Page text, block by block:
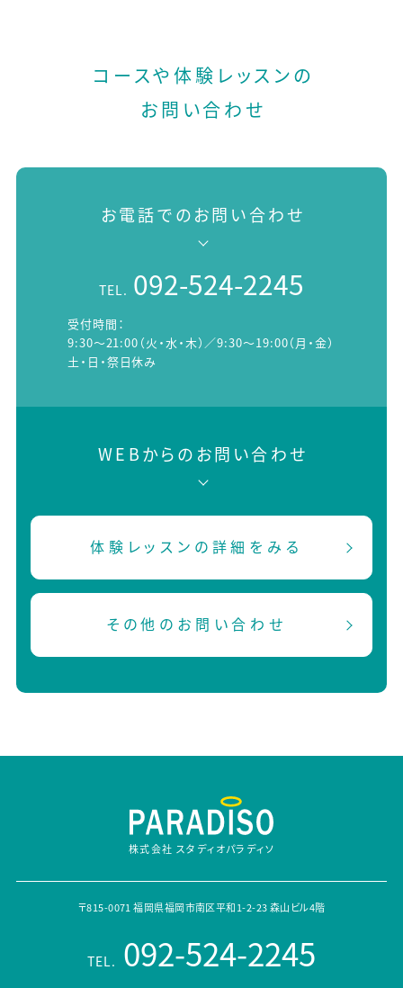
コースや体験レッスンの
お問い合わせ
お電話でのお問い合わせ
TEL. 092-524-2245
受付時間：
9:30～21:00（火・水・木）／9:30～19:00（月・金）
土・日・祭日休み
WEBからのお問い合わせ
体験レッスンの詳細をみる
その他のお問い合わせ
株式会社 スタディオパラディソ
〒815-0071 福岡県福岡市南区平和1-2-23 森山ビル4階
TEL. 092-524-2245